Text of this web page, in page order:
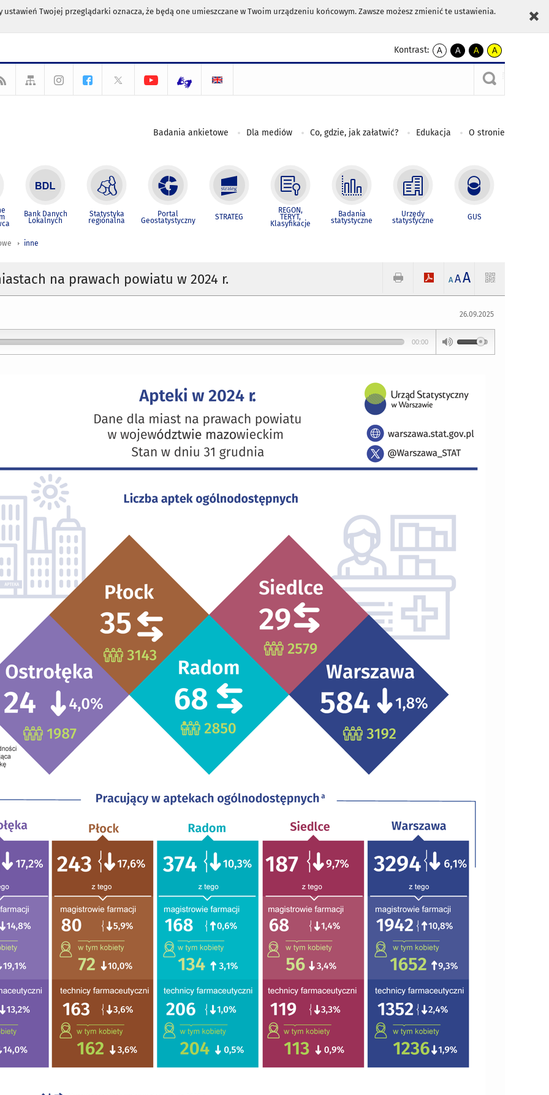
Twojej przeglądarki oznacza, że będą one umieszczane w Twoim urządzeniu końcowym. Zawsze możesz zmienić te ustawienia.
Kontrast:
A
kontrast
A
kontrast
czarnym
A
kontrast
żółty
tekst
czarnym
A
kontrast
czarny
tekst
żółtym
Badania ankietowe Dla mediów Co, gdzie, jak załatwić? Edukacja O stronie
Bank Danych
Lokalnych
Statystyka
regionalna
Portal
Geostatystyczny STRATEG
REGON,
TERYT,
Klasyfikacje
Badania
statystyczne
Urzędy
statystyczne GUS
inne
na prawach powiatu w 2024 r. A AA
26.09.2025
00:00